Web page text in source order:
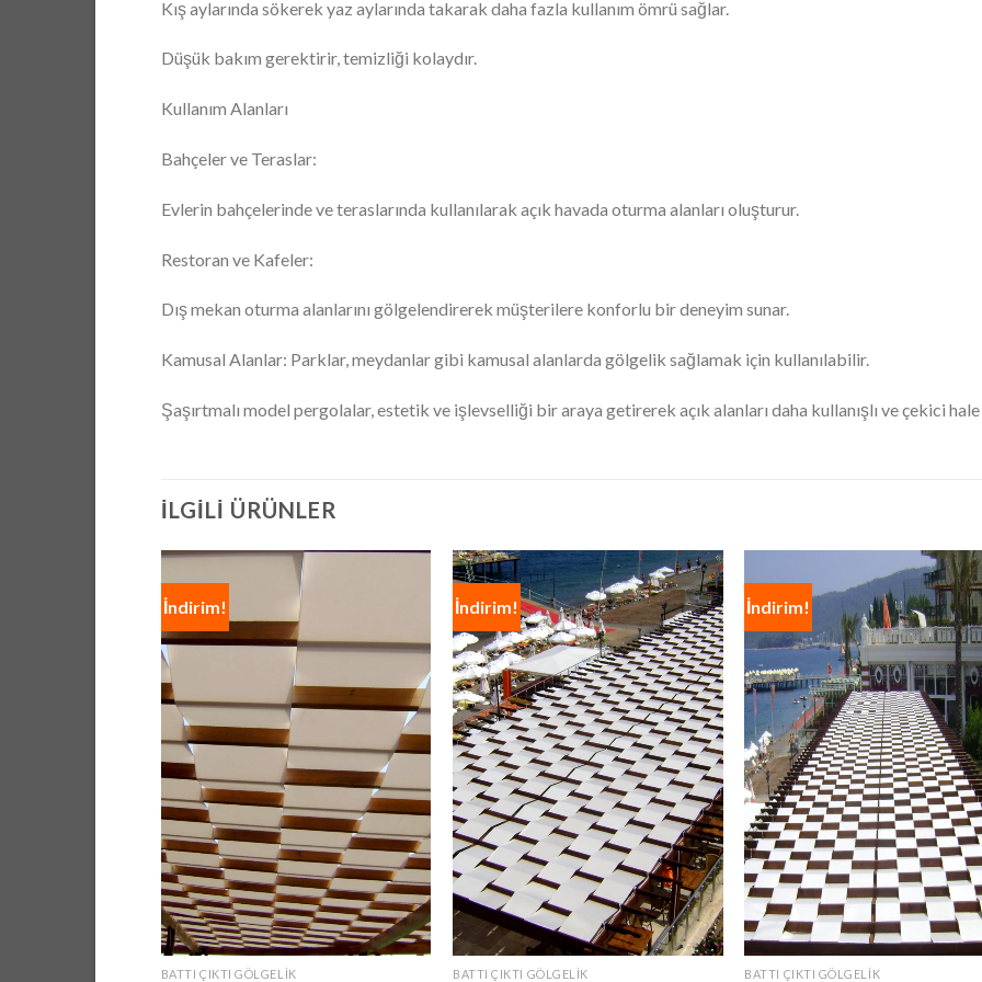
Kış aylarında sökerek yaz aylarında takarak daha fazla kullanım ömrü sağlar.
Düşük bakım gerektirir, temizliği kolaydır.
Kullanım Alanları
Bahçeler ve Teraslar:
Evlerin bahçelerinde ve teraslarında kullanılarak açık havada oturma alanları oluşturur.
Restoran ve Kafeler:
Dış mekan oturma alanlarını gölgelendirerek müşterilere konforlu bir deneyim sunar.
Kamusal Alanlar: Parklar, meydanlar gibi kamusal alanlarda gölgelik sağlamak için kullanılabilir.
Şaşırtmalı model pergolalar, estetik ve işlevselliği bir araya getirerek açık alanları daha kullanışlı ve çekici
İLGILI ÜRÜNLER
İndirim!
BATTI ÇIKTI GÖLGELIK
İndirim!
BATTI ÇIKTI GÖLGELIK
İndirim!
BATTI ÇIKTI GÖLGELIK